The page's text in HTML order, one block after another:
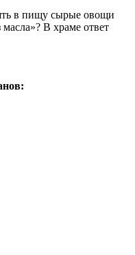
в пищу сырые овощи
В храме ответ